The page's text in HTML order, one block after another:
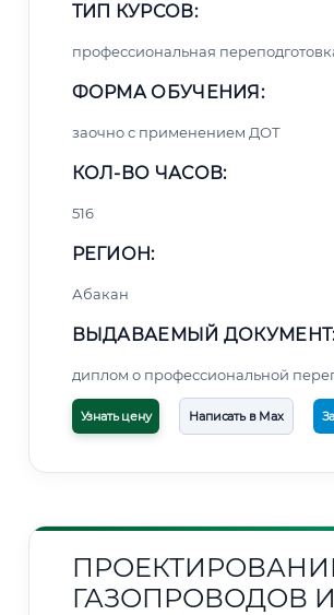
ТИП КУРСОВ:
профессиональная
ФОРМА ОБУЧЕНИЯ:
заочно с применением ДОТ
КОЛ-ВО ЧАСОВ:
516
РЕГИОН:
Абакан
ВЫДАВАЕМЫЙ
диплом о профессиональной
Узнать цену Написать в Max
ГАЗОПРОВОДОВ